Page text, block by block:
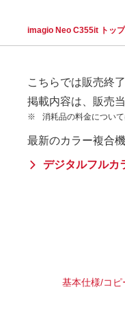
imagio Neo C355it トップ
こちらでは販売終
掲載内容は、販売
※ 消耗品の料金につい
最新のカラー複合
デジタルフルカ
基本仕様/コピ